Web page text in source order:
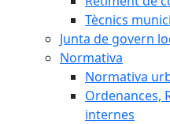
Tècnics
Junta de govern
Normativa
Normativa
Ordenances,
internes